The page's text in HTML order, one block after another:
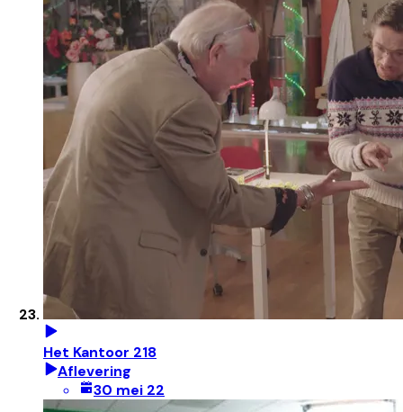
Het Kantoor 218
Aflevering
30 mei 22